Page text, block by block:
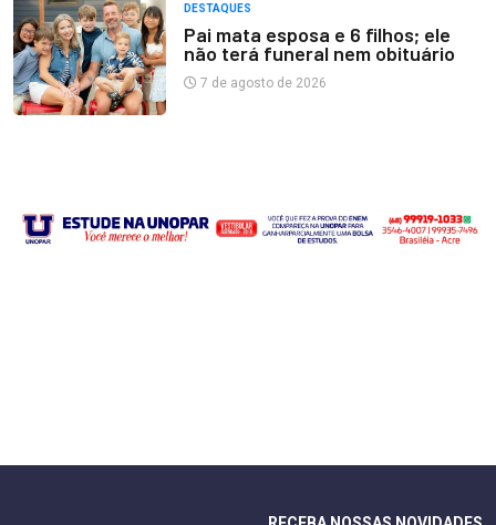
DESTAQUES
Pai mata esposa e 6 filhos; ele
não terá funeral nem obituário
7 de agosto de 2026